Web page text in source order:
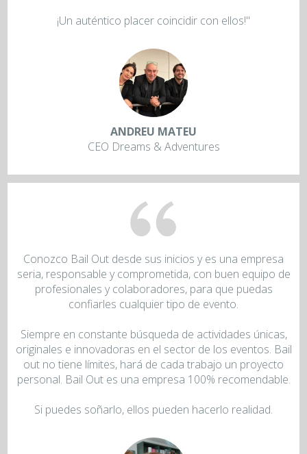
¡Un auténtico placer coincidir con ellos!"
ANDREU MATEU
CEO Dreams & Adventures
Conozco Bail Out desde sus inicios y es una empresa
seria, responsable y comprometida, con buen equipo de
profesionales y colaboradores, para que puedas
confiarles cualquier tipo de evento.
Siempre en constante búsqueda de actividades únicas,
originales e innovadoras en el sector de los eventos. Bail
out no tiene límites, hará de cada trabajo un proyecto
personal. Bail Out es una empresa 100% recomendable.
Si puedes soñarlo, ellos pueden hacerlo realidad.